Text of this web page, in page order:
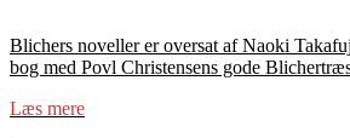
Blichers noveller er oversat af Naoki
bog med Povl Christensens gode
Læs mere